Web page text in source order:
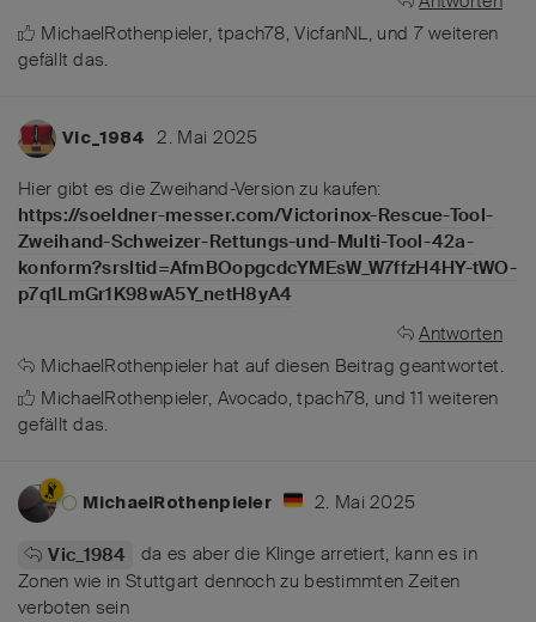
MichaelRothenpieler, tpach78,VicfanNL, und 7weiteren
gefällt das.
Vic_1984 2. Mai 2025
Hier gibt es die Zweihand-Version zu kaufen:
https://soeldner-messer.com/Victorinox-Rescue-Tool-
Zweihand-Schweizer-Rettungs-und-Multi-Tool-42a-
konform?srsltid=AfmBOopgcdcYMEsW_W7ffzH4HY-tWO-
p7q1LmGr1K98wA5Y_netH8yA4
Antworten
MichaelRothenpieler hat auf diesen Beitrag geantwortet.
MichaelRothenpieler, Avocado,tpach78, und11 weiteren
gefällt das.
MichaelRothenpieler 2. Mai 2025
Vic_1984
da es aber die Klinge arretiert, kann es in
Zonen wie in Stuttgart dennoch zu bestimmten Zeiten
verboten sein